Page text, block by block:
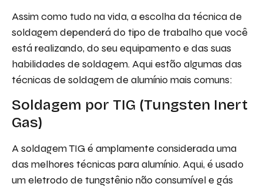
Assim como tudo na vida, a escolha da técnica de
soldagem dependerá do tipo de trabalho que você
está realizando, do seu equipamento e das suas
habilidades de soldagem. Aqui estão algumas das
técnicas de soldagem de alumínio mais comuns:
Soldagem por TIG (Tungsten Inert
Gas)
A soldagem TIG é amplamente considerada uma
das melhores técnicas para alumínio. Aqui, é usado
um eletrodo de tungstênio não consumível e gás